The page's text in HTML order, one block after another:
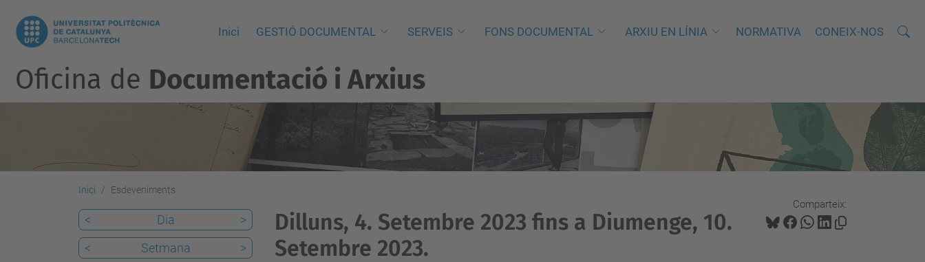
Inici GESTIÓ DOCUMENTAL SERVEIS FONS DOCUMENTAL ARXIU EN LÍNIA NORMATIVA CONEIX-NOS Cerca
C
v
a
Oficina de Documentació i Arxius
Inici Esdeveniments
Comparteix:
Dilluns, 4. Setembre 2023 fins a Diumenge, 10.
Setembre 2023.
< Dia
>
<
Setmana
>